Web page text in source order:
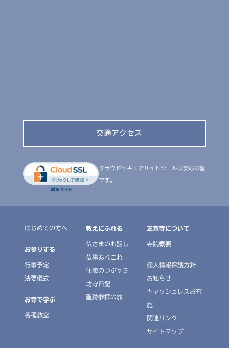
交通アクセス
クラウドセキュアサイトシールは安心の証
です。
はじめての方へ
お参りする
行事予定
法要儀式
お寺で学ぶ
各種教室
教えにふれる
仏さまのお話し
仏事あれこれ
住職のつぶやき
坊守日記
聖跡参拝の旅
正宣寺について
寺院概要
個人情報保護方針
お知らせ
キャッシュレスお布
施
関連リンク
サイトマップ